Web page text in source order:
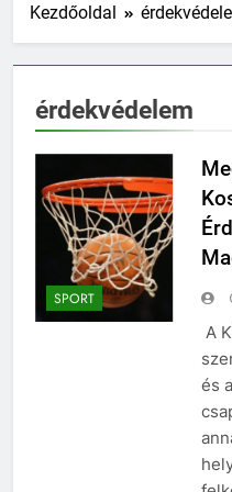
Kezdőoldal
érdekvédelem
SPORT
A
és